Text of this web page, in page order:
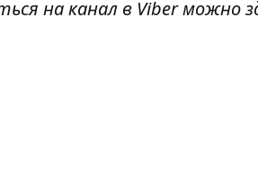
на канал в Viber можно